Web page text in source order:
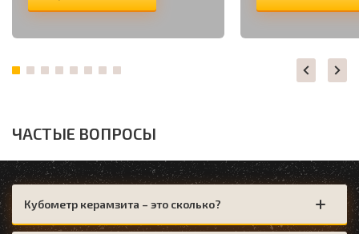
ЧАСТЫЕ ВОПРОСЫ
Кубометр керамзита – это сколько?